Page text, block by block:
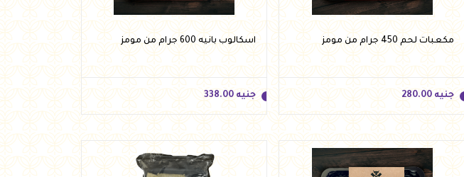
مكعبات لحم 450 جرام من مومز
جنيه 280.00
اسكالوب بانيه 600 جرام من مومز
جنيه 338.00